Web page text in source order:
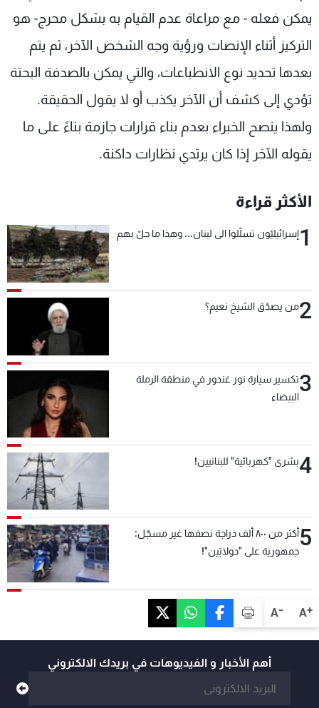
A+
A-
يمكن فعله - مع مراعاة عدم القيام به بشكل محرج- هو
التركيز أثناء الإنصات ورؤية وجه الشخص الآخر، ثم يتم
بعدها تحديد نوع الانطباعات، والتي يمكن بالصدفة البحتة
تؤدي إلى كشف أن الآخر يكذب أو لا يقول الحقيقة.
ولهذا ينصح الخبراء بعدم بناء قرارات جازمة بناءً على ما
يقوله الآخر إذا كان يرتدي نظارات داكنة.
الأكثر قراءة
1إسرائيليّون تسلّلوا الى لبنان... وهذا ما حلّ بهم
2من يصدّق الشيخ نعيم؟
3تكسير سيارة نور غندور في منطقة الرملة
البيضاء
4بشرى "كهربائية" للبنانيين!
5
أكثر من ٨٠٠ ألف دراجة نصفها غير مسجّل:
جمهورية على "دولابَين"!
أهم الأخبار و الفيديوهات في بريدك الالكتروني